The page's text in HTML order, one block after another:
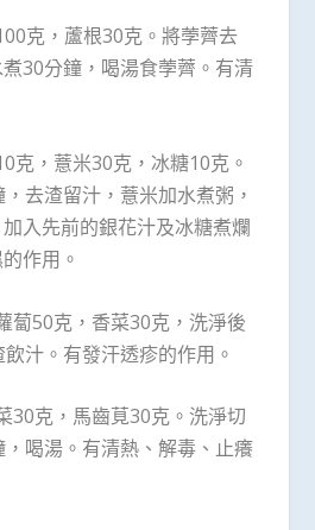
克，蘆根30克。將荸薺去
30分鐘，喝湯食荸薺。有清
克，薏米30克，冰糖10克。
去渣留汁，薏米加水煮粥，
入先前的銀花汁及冰糖煮爛
作用。
蔔50克，香菜30克，洗淨後
汁。有發汗透疹的作用。
30克，馬齒莧30克。洗淨切
喝湯。有清熱、解毒、止癢